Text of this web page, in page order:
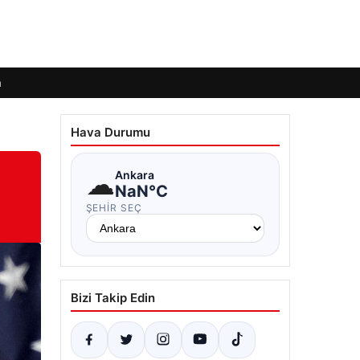
Hava Durumu
☁Ankara
NaN°C
ŞEHIR SEÇ
Bizi Takip Edin